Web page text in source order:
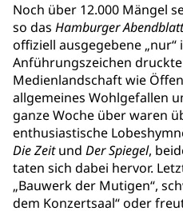
Noch über 12.000 Mängel
so das Hamburger Abendblatt
offiziell ausgegebene „nur“
Anführungszeichen
Medienlandschaft wie
allgemeines Wohlgefallen
ganze Woche über waren
enthusiastische
Die Zeitund Der Spiegel,
taten sich dabei hervor.
„Bauwerk der Mutigen“,
dem Konzertsaal“ oder